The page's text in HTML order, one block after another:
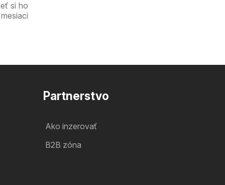
si ho
Partnerstvo
Ako inzerovať
B2B zóna